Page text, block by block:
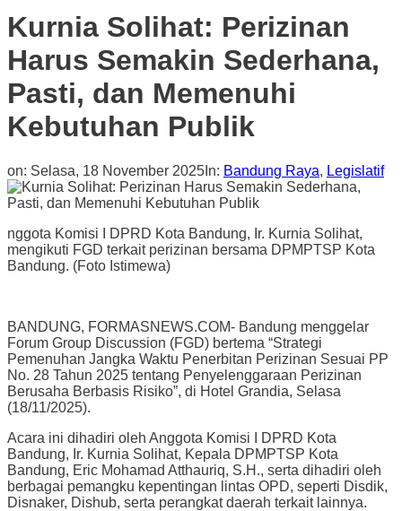
Kurnia Solihat: Perizinan
Harus Semakin Sederhana,
Pasti, dan Memenuhi
Kebutuhan Publik
on: Selasa, 18 November 2025 In: Bandung Raya, Legislatif
nggota Komisi I DPRD Kota Bandung, Ir. Kurnia Solihat,
mengikuti FGD terkait perizinan bersama DPMPTSP Kota
Bandung. (Foto Istimewa)
BANDUNG, FORMASNEWS.COM- Bandung menggelar
Forum Group Discussion (FGD) bertema “Strategi
Pemenuhan Jangka Waktu Penerbitan Perizinan Sesuai PP
No. 28 Tahun 2025 tentang Penyelenggaraan Perizinan
Berusaha Berbasis Risiko”, di Hotel Grandia, Selasa
(18/11/2025).
Acara ini dihadiri oleh Anggota Komisi I DPRD Kota
Bandung, Ir. Kurnia Solihat, Kepala DPMPTSP Kota
Bandung, Eric Mohamad Atthauriq, S.H., serta dihadiri oleh
berbagai pemangku kepentingan lintas OPD, seperti Disdik,
Disnaker, Dishub, serta perangkat daerah terkait lainnya.